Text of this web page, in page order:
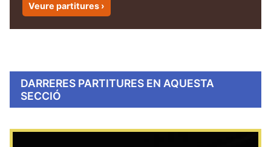
Veure partitures ›
DARRERES PARTITURES EN AQUESTA
SECCIÓ